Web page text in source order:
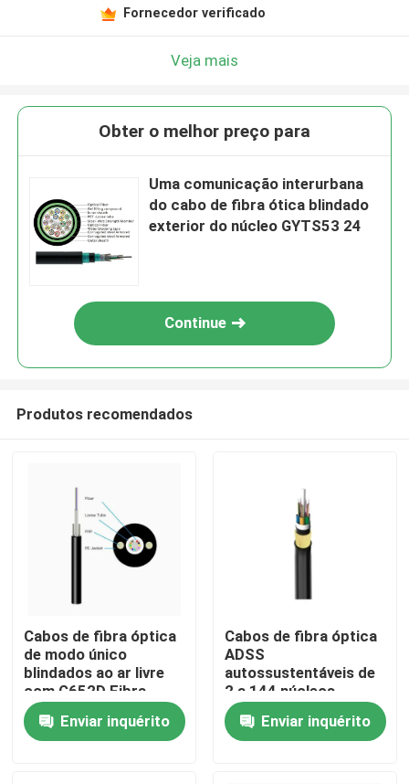
Casa
Produtos
Fornecedor verificado
Veja mais
Obter o melhor preço para
Uma comunicação interurbana
do cabo de fibra ótica blindado
exterior do núcleo GYTS53 24
Continue
Produtos recomendados
Cabos de fibra óptica
de modo único
blindados ao ar livre
com G652D Fibra
GYXTW
Enviar inquérito
Cabos de fibra óptica
ADSS
autossustentáveis de
2 a 144 núcleos
Enviar inquérito